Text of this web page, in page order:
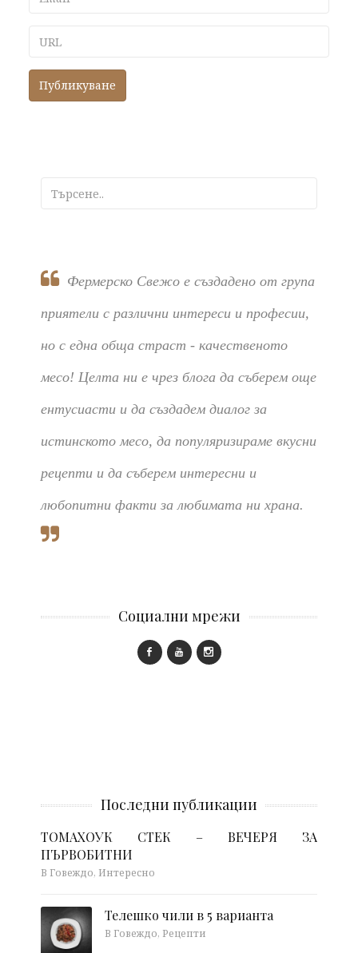
URL
Фермерско Свежо е създадено от група
приятели с различни интереси и професии,
но с една обща страст - качественото
месо! Целта ни е чрез блога да съберем още
ентусиасти и да създадем диалог за
истинското месо, да популяризираме вкусни
рецепти и да съберем интересни и
любопитни факти за любимата ни храна.
Социални мрежи
Последни публикации
ТОМАХОУК СТЕК – ВЕЧЕРЯ ЗА
ПЪРВОБИТНИ
В Говеждо, Интересно
Телешко чили в 5 варианта
В Говеждо, Рецепти